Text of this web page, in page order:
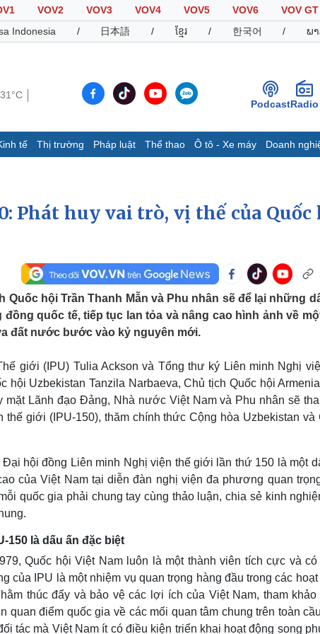
VOV2 VOV3 VOV4 VOV5 VOV6
VOV GT
Indonesia / 日本語 / ខ្មែរ / 한국어 / ພ
31°C
PodcastRadio
tế Thị trường Pháp luật Thể thao Ô tô - Xe máy Doanh
Cuộc sống đó đây
Hồ sơ
Ảnh
E-Magazine
Thể thao
Bóng đá
Lịch thi đấu bóng đá
Thế giới thể thao
Hậu trường
Ô tô - Xe máy
Ô tô
Xe máy
Tư vấn
Văn hóa
Sân khấu - Điện ảnh
Di sản
Giải trí
Nghệ sĩ
Phát huy vai trò, vị thế của Quốc
Quốc hội Trần Thanh Mẫn và Phu nhân sẽ để lại những
quốc tế, tiếp tục lan tỏa và nâng cao hình ảnh về
đất nước bước vào kỷ nguyên mới.
giới (IPU) Tulia Ackson và Tổng thư ký Liên minh Nghị
Uzbekistan Tanzila Narbaeva, Chủ tịch Quốc hội
mặt Lãnh đạo Đảng, Nhà nước Việt Nam và Phu nhân sẽ
giới (IPU-150), thăm chính thức Cộng hòa Uzbekistan và
hội đồng Liên minh Nghị viện thế giới lần thứ 150 là một
của Việt Nam tại diễn đàn nghị viện đa phương quan
quốc gia phải chung tay cùng thảo luận, chia sẻ kinh
150 là dấu ấn đặc biệt
Quốc hội Việt Nam luôn là một thành viên tích cực và có
của IPU là một nhiệm vụ quan trọng hàng đầu trong các hoạt
thúc đẩy và bảo vệ các lợi ích của Việt Nam, tham khảo
quan điểm quốc gia về các mối quan tâm chung trên toàn
tác mà Việt Nam ít có điều kiện triển khai hoạt động song